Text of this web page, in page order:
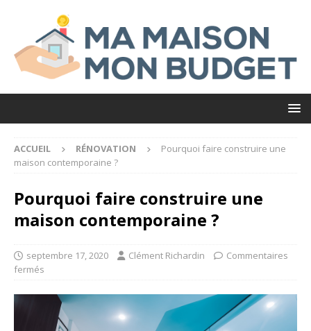
ACCUEIL RÉNOVATION
Pourquoi faire construire une
maison contemporaine ?
Pourquoi faire construire une
maison contemporaine ?
septembre 17, 2020 Clément Richardin
Commentaires
fermés